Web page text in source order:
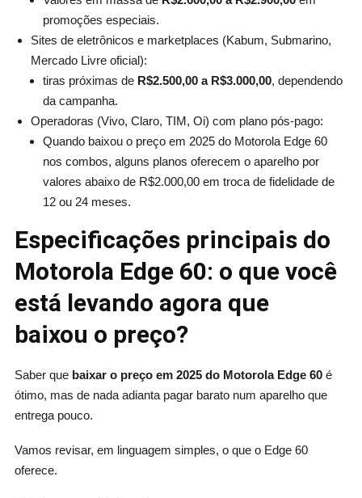
promoções especiais.
Sites de eletrônicos e marketplaces (Kabum, Submarino,
Mercado Livre oficial):
tiras próximas de R$2.500,00 a R$3.000,00, dependendo
da campanha.
Operadoras (Vivo, Claro, TIM, Oi) com plano pós-pago:
Quando baixou o preço em 2025 do Motorola Edge 60
nos combos, alguns planos oferecem o aparelho por
valores abaixo de R$2.000,00 em troca de fidelidade de
12 ou 24 meses.
Especificações principais do
Motorola Edge 60: o que você
está levando agora que
baixou o preço?
Saber que baixar o preço em 2025 do Motorola Edge 60é
ótimo, mas de nada adianta pagar barato num aparelho que
entrega pouco.
Vamos revisar, em linguagem simples, o que o Edge 60
oferece.